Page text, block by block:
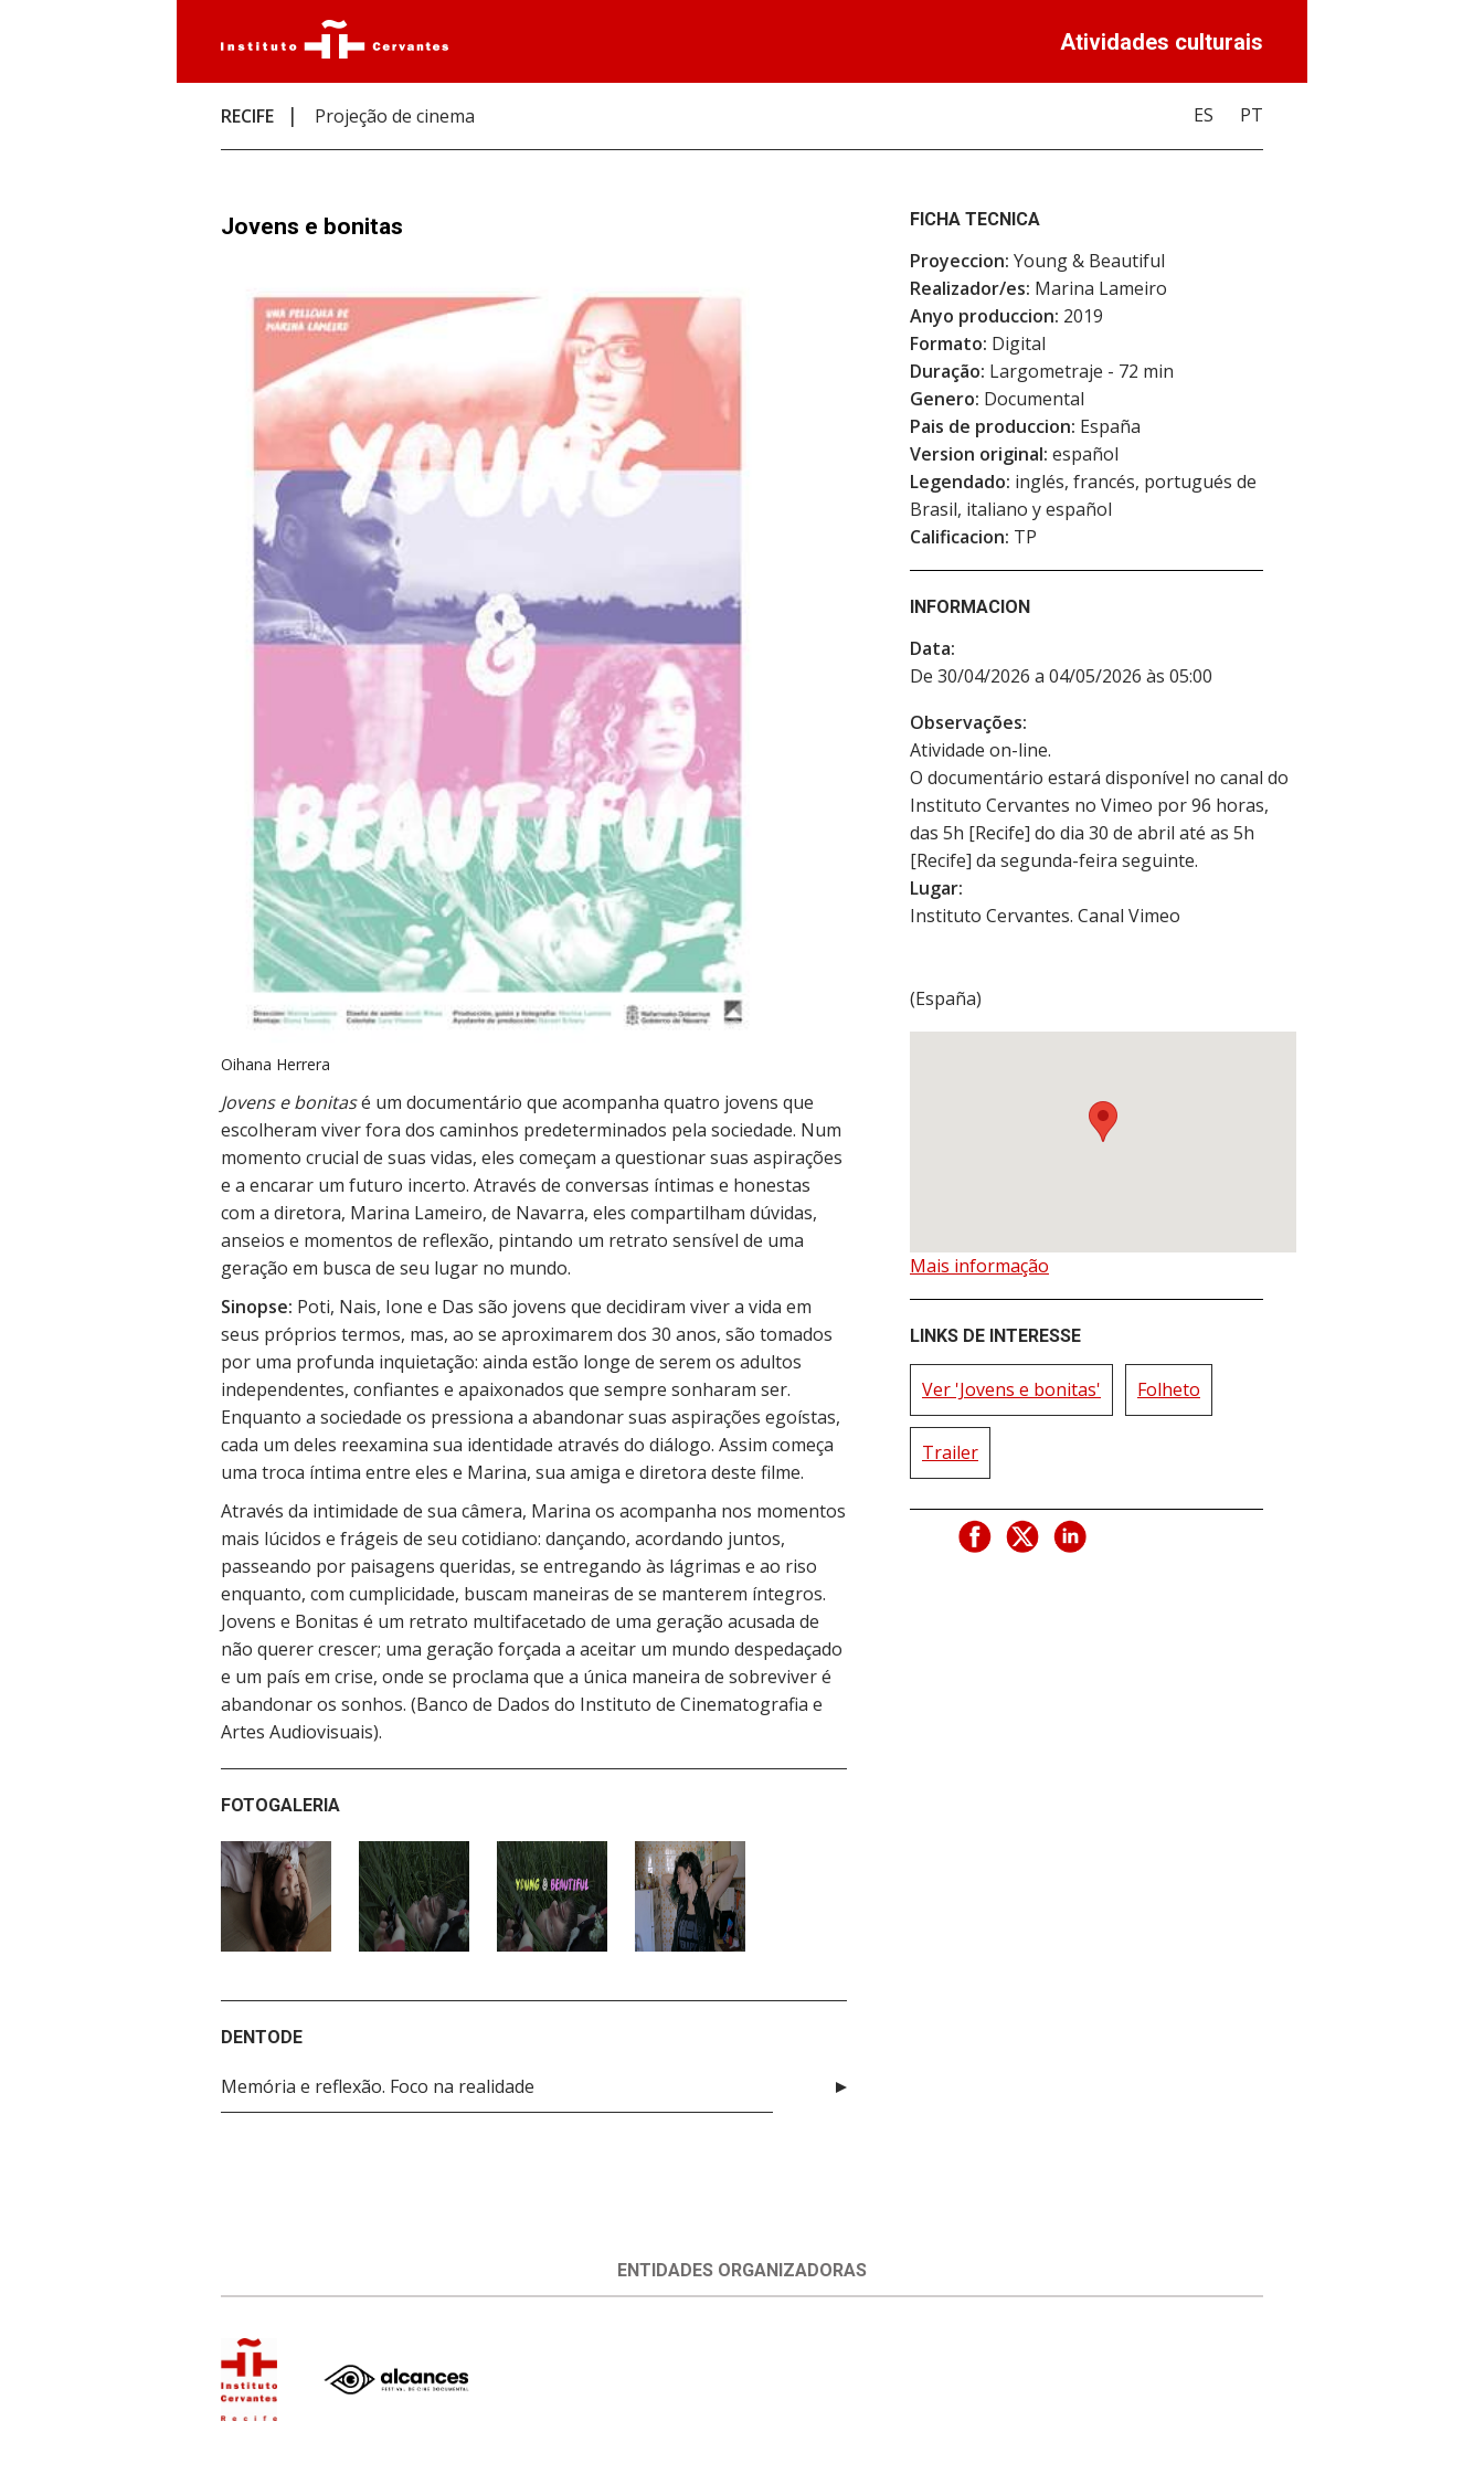
Atividades culturais
RECIFE Projeção de cinema ES PT
Jovens e bonitas
Oihana Herrera
Jovens e bonitasé um documentário que acompanha quatro jovens que
escolheram viver fora dos caminhos predeterminados pela sociedade. Num
momento crucial de suas vidas, eles começam a questionar suas aspirações
e a encarar um futuro incerto. Através de conversas íntimas e honestas
com a diretora, Marina Lameiro, de Navarra, eles compartilham dúvidas,
anseios e momentos de reflexão, pintando um retrato sensível de uma
geração em busca de seu lugar no mundo.
Sinopse: Poti, Nais, Ione e Das são jovens que decidiram viver a vida em
seus próprios termos, mas, ao se aproximarem dos 30 anos, são tomados
por uma profunda inquietação: ainda estão longe de serem os adultos
independentes, confiantes e apaixonados que sempre sonharam ser.
Enquanto a sociedade os pressiona a abandonar suas aspirações egoístas,
cada um deles reexamina sua identidade através do diálogo. Assim começa
uma troca íntima entre eles e Marina, sua amiga e diretora deste filme.
Através da intimidade de sua câmera, Marina os acompanha nos momentos
mais lúcidos e frágeis de seu cotidiano: dançando, acordando juntos,
passeando por paisagens queridas, se entregando às lágrimas e ao riso
enquanto, com cumplicidade, buscam maneiras de se manterem íntegros.
Jovens e Bonitas é um retrato multifacetado de uma geração acusada de
não querer crescer; uma geração forçada a aceitar um mundo despedaçado
e um país em crise, onde se proclama que a única maneira de sobreviver é
abandonar os sonhos. (Banco de Dados do Instituto de Cinematografia e
Artes Audiovisuais).
FOTOGALERIA
DENTODE
Memória e reflexão. Foco na realidade
FICHA TECNICA
Proyeccion: Young & Beautiful
Realizador/es: Marina Lameiro
Anyo produccion: 2019
Formato: Digital
Duração: Largometraje - 72 min
Genero: Documental
Pais de produccion: España
Version original: español
Legendado: inglés, francés, portugués de
Brasil, italiano y español
Calificacion: TP
INFORMACION
Data:
De 30/04/2026 a 04/05/2026 às 05:00
Observações:
Atividade on-line.
O documentário estará disponível no canal do
Instituto Cervantes no Vimeo por 96 horas,
das 5h [Recife] do dia 30 de abril até as 5h
[Recife] da segunda-feira seguinte.
Lugar:
Instituto Cervantes. Canal Vimeo
(España)
Mais informação
LINKS DE INTERESSE
Ver 'Jovens e bonitas' Folheto
Trailer
ENTIDADES ORGANIZADORAS